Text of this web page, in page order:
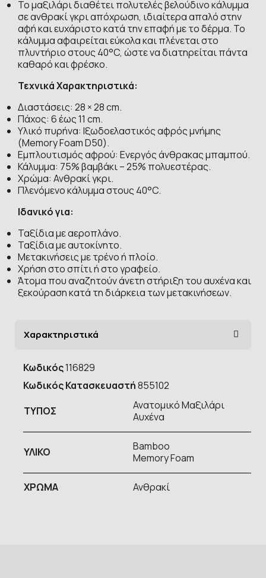
Το μαξιλάρι διαθέτει πολυτελές βελούδινο κάλυμμα
σε ανθρακί γκρι απόχρωση, ιδιαίτερα απαλό στην
αφή και ευχάριστο κατά την επαφή με το δέρμα. Το
κάλυμμα αφαιρείται εύκολα και πλένεται στο
πλυντήριο στους 40°C, ώστε να διατηρείται πάντα
καθαρό και φρέσκο.
Τεχνικά Χαρακτηριστικά:
Διαστάσεις: 28 × 28 cm.
Πάχος: 6 έως 11 cm.
Υλικό πυρήνα: Ιξωδοελαστικός αφρός μνήμης
(Memory Foam D50).
Εμπλουτισμός αφρού: Ενεργός άνθρακας μπαμπού.
Κάλυμμα: 75% βαμβάκι – 25% πολυεστέρας.
Χρώμα: Ανθρακί γκρι.
Πλενόμενο κάλυμμα στους 40°C.
Ιδανικό για:
Ταξίδια με αεροπλάνο.
Ταξίδια με αυτοκίνητο.
Μετακινήσεις με τρένο ή πλοίο.
Χρήση στο σπίτι ή στο γραφείο.
Άτομα που αναζητούν άνετη στήριξη του αυχένα και
ξεκούραση κατά τη διάρκεια των μετακινήσεων.
Χαρακτηριστικά
Κωδικός116829
Κωδικός Κατασκευαστή855102
ΤΥΠOΣ
Ανατομικό Μαξιλάρι
Αυχένα
ΥΛΙΚΟ
Bamboo
Memory Foam
ΧΡΩΜΑ Ανθρακί